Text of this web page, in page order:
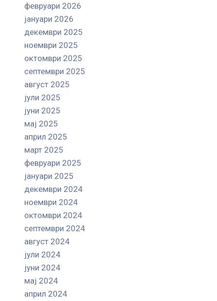
февруари 2026
јануари 2026
декември 2025
ноември 2025
октомври 2025
септември 2025
август 2025
јули 2025
јуни 2025
мај 2025
април 2025
март 2025
февруари 2025
јануари 2025
декември 2024
ноември 2024
октомври 2024
септември 2024
август 2024
јули 2024
јуни 2024
мај 2024
април 2024